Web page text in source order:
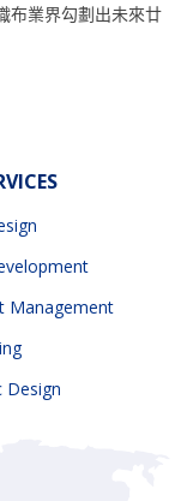
布業界勾劃出未來廿
Management
Design